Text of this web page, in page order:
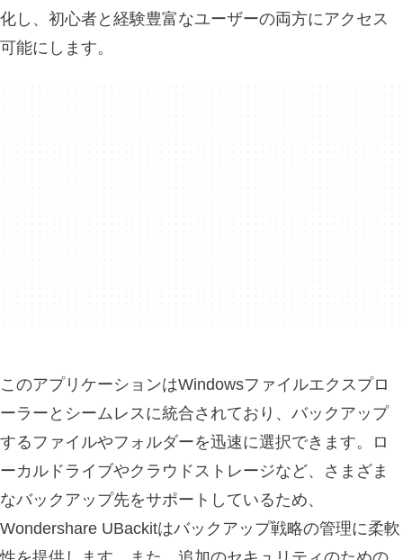
化し、初心者と経験豊富なユーザーの両方にアクセス
可能にします。
このアプリケーションはWindowsファイルエクスプロ
ーラーとシームレスに統合されており、バックアップ
するファイルやフォルダーを迅速に選択できます。ロ
ーカルドライブやクラウドストレージなど、さまざま
なバックアップ先をサポートしているため、
Wondershare UBackitはバックアップ戦略の管理に柔軟